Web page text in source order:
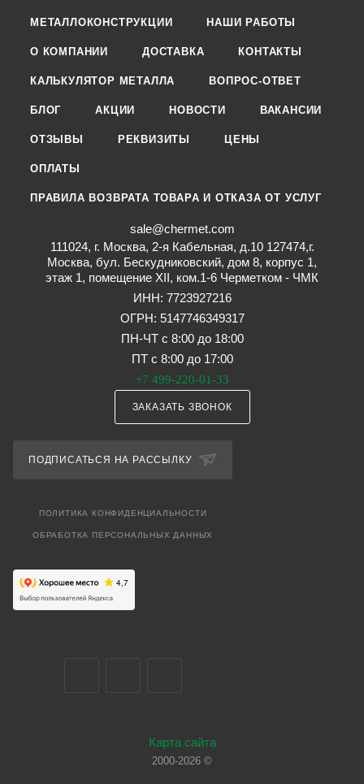
МЕТАЛЛОКОНСТРУКЦИИ НАШИ РАБОТЫ
О КОМПАНИИ ДОСТАВКА КОНТАКТЫ
КАЛЬКУЛЯТОР МЕТАЛЛА ВОПРОС-ОТВЕТ
БЛОГ АКЦИИ НОВОСТИ ВАКАНСИИ
ОТЗЫВЫ РЕКВИЗИТЫ ЦЕНЫ
ОПЛАТЫ
ПРАВИЛА ВОЗВРАТА ТОВАРА И ОТКАЗА ОТ УСЛУГ
sale@chermet.com
111024, г. Москва, 2-я Кабельная, д.10 127474,г.
Москва, бул. Бескудниковский, дом 8, корпус 1,
этаж 1, помещение XII, ком.1-6 Черметком - ЧМК
ИНН: 7723927216
ОГРН: 5147746349317
ПН-ЧТ с 8:00 до 18:00
ПТ с 8:00 до 17:00
+7 499-220-01-33
ЗАКАЗАТЬ ЗВОНОК
ПОДПИСАТЬСЯ НА РАССЫЛКУ
ПОЛИТИКА КОНФИДЕНЦИАЛЬНОСТИ
ОБРАБОТКА ПЕРСОНАЛЬНЫХ ДАННЫХ
Карта сайта
2000-2026 ©